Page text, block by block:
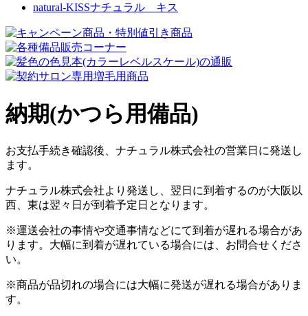
natural-KISSナチュラル キス
納期(かつら用備品)
お支払手続き確認後、ナチュラル株式会社の営業日に発送し
ます。
ナチュラル株式会社より発送し、翌日に到着するのが大阪以
西、東は翌々日が到着予定日となります。
※運送会社の事情や交通事情などにて到着が遅れる場合があ
ります。大幅に到着が遅れている場合には、お問合せくださ
い。
※商品が品切れの場合には大幅に発送が遅れる場合がありま
す。